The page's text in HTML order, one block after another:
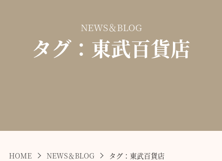
NEWS＆BLOG
タグ：東武百貨店
HOME NEWS＆BLOG タグ：東武百貨店